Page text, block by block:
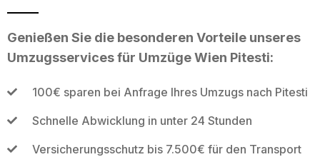
Genießen Sie die besonderen Vorteile unseres
Umzugsservices für Umzüge Wien Pitesti:
100€ sparen bei Anfrage Ihres Umzugs nach Pitesti
Schnelle Abwicklung in unter 24 Stunden
Versicherungsschutz bis 7.500€ für den Transport